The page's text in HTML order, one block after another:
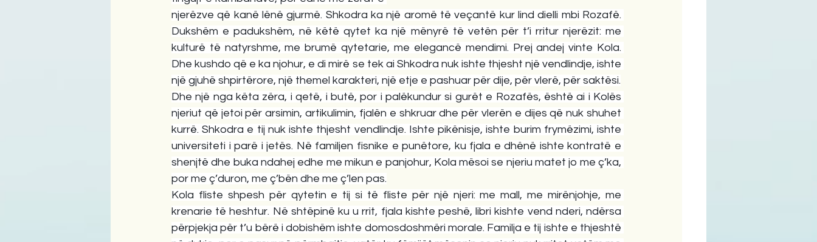
njerëzve që kanë lënë gjurmë. Shkodra ka një aromë të veçantë kur lind dielli mbi Rozafë.
Dukshëm e padukshëm, në këtë qytet ka një mënyrë të vetën për t’i rritur njerëzit: me
kulturë të natyrshme, me brumë qytetarie, me elegancë mendimi. Prej andej vinte Kola.
Dhe kushdo që e ka njohur, e di mirë se tek ai Shkodra nuk ishte thjesht një vendlindje, ishte
një gjuhë shpirtërore, një themel karakteri, një etje e pashuar për dije, për vlerë, për saktësi.
Dhe një nga këta zëra, i qetë, i butë, por i palëkundur si gurët e Rozafës, është ai i Kolës
njeriut që jetoi për arsimin, arti­kulimin, fjalën e shkruar dhe për vlerën e dijes që nuk shuhet
kurrë. Shkodra e tij nuk ishte thjesht vendlindje. Ishte pikënisje, ishte burim frymëzimi, ishte
universiteti i parë i jetës. Në familjen fisnike e punëtore, ku fjala e dhënë ishte kontratë e
shenjtë dhe buka ndahej edhe me mikun e panjohur, Kola mësoi se njeriu matet jo me ç’ka,
por me ç’duron, me ç’bën dhe me ç’len pas.
Kola fliste shpesh për qytetin e tij si të fliste për një njeri: me mall, me mirënjohje, me
krenarie të heshtur. Në shtëpinë ku u rrit, fjala kishte peshë, libri kishte vend nderi, ndërsa
përpjekja për t’u bërë i dobishëm ishte domosdoshmëri morale. Familja e tij ishte e thjeshtë